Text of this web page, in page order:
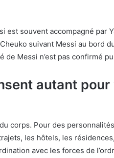
est souvent accompagné par
suivant Messi au bord
Messi n’est pas confirmé
autant
corps. Pour des
les hôtels, les
avec les forces de